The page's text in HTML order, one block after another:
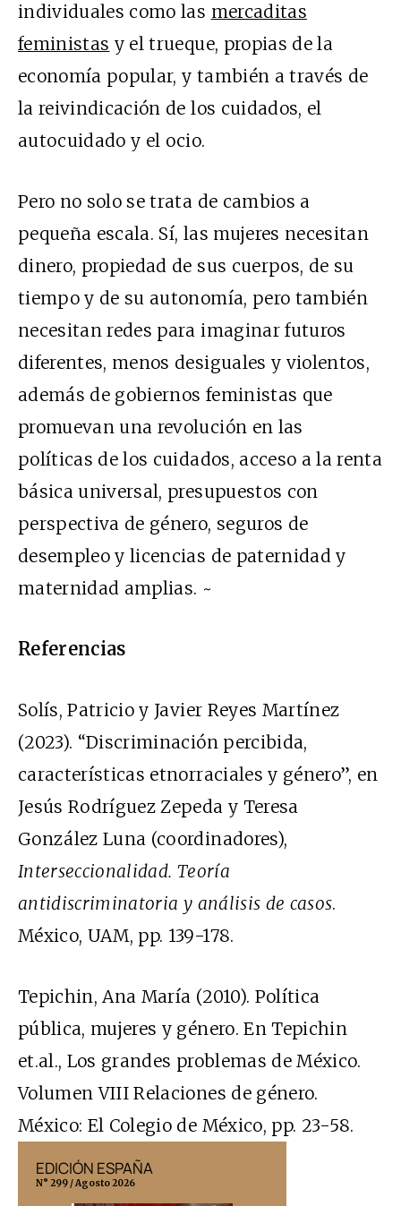
individuales como las mercaditas
feministas y el trueque, propias de la
economía popular, y también a través de
la reivindicación de los cuidados, el
autocuidado y el ocio.
Pero no solo se trata de cambios a
pequeña escala. Sí, las mujeres necesitan
dinero, propiedad de sus cuerpos, de su
tiempo y de su autonomía, pero también
necesitan redes para imaginar futuros
diferentes, menos desiguales y violentos,
además de gobiernos feministas que
promuevan una revolución en las
políticas de los cuidados, acceso a la renta
básica universal, presupuestos con
perspectiva de género, seguros de
desempleo y licencias de paternidad y
maternidad amplias. ~
Referencias
Solís, Patricio y Javier Reyes Martínez
(2023). “Discriminación percibida,
características etnorraciales y género”, en
Jesús Rodríguez Zepeda y Teresa
González Luna (coordinadores),
Interseccionalidad. Teoría
antidiscriminatoria y análisis de casos.
México, UAM, pp. 139-178.
Tepichin, Ana María (2010). Política
pública, mujeres y género. En Tepichin
et.al., Los grandes problemas de México.
Volumen VIII Relaciones de género.
México: El Colegio de México, pp. 23-58.
EDICIÓN ESPAÑA
N° 299 / Agosto 2026